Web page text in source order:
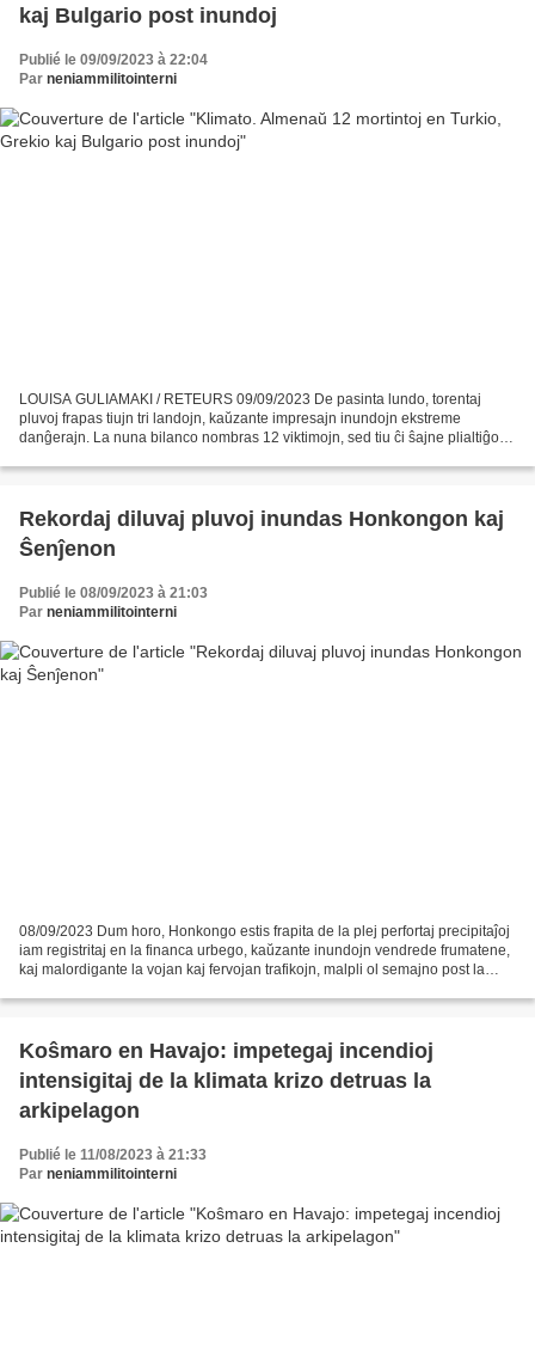
kaj Bulgario post inundoj
Publié le 09/09/2023 à 22:04
Par neniammilitointerni
LOUISA GULIAMAKI / RETEURS 09/09/2023 De pasinta lundo, torentaj
pluvoj frapas tiujn tri landojn, kaŭzante impresajn inundojn ekstreme
danĝerajn. La nuna bilanco nombras 12 viktimojn, sed tiu ĉi ŝajne plialtiĝos.
Rekordaj diluvaj pluvoj inundas Honkongon kaj
Ŝenĵenon
Publié le 08/09/2023 à 21:03
Par neniammilitointerni
08/09/2023 Dum horo, Honkongo estis frapita de la plej perfortaj precipitaĵoj
iam registritaj en la financa urbego, kaŭzante inundojn vendrede frumatene,
kaj malordigante la vojan kaj fervojan trafikojn, malpli ol semajno post la
Koŝmaro en Havajo: impetegaj incendioj
intensigitaj de la klimata krizo detruas la
arkipelagon
Publié le 11/08/2023 à 21:33
Par neniammilitointerni